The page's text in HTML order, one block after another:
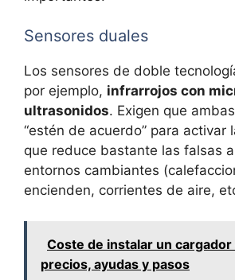
Sensores duales
Los sensores de doble
por ejemplo, infrarrojos con
ultrasonidos. Exigen que
“estén de acuerdo” para activar
que reduce bastante las falsas
entornos cambiantes
encienden, corrientes de aire,
Coste de instalar un
precios, ayudas y pasos